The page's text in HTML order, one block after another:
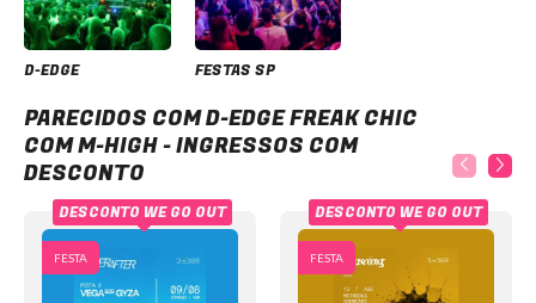
D-EDGE FESTAS SP
PARECIDOS COM D-EDGE FREAK CHIC
COM M-HIGH - INGRESSOS COM
DESCONTO
FESTA
DESCONTO WE GO OUT
FESTA
DESCONTO WE GO OUT